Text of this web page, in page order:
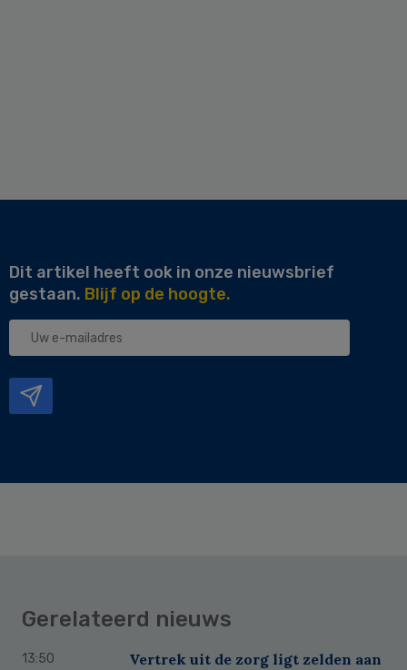
Dit artikel heeft ook in onze nieuwsbrief
gestaan. Blijf op de hoogte.
Uw
Gerelateerd nieuws
13:50
Vertrek uit de zorg ligt zelden aan